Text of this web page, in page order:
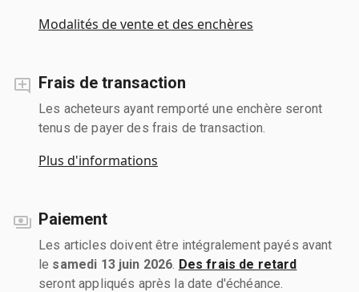
Modalités de vente et des enchères
Frais de transaction
Les acheteurs ayant remporté une enchère seront
tenus de payer des frais de transaction.
Plus d'informations
Paiement
Les articles doivent être intégralement payés avant
le samedi 13 juin 2026 Des frais de retard
seront appliqués après la date d'échéance.